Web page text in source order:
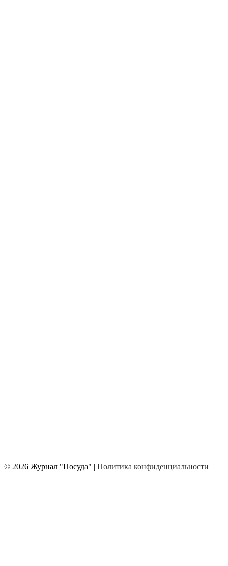
© 2026 Журнал "Посуда" | Политика конфиденциальности